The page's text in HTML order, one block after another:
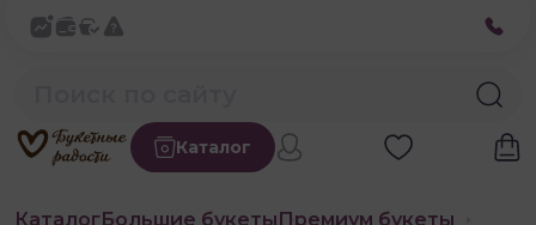
Каталог
КаталогБольшие букетыПремиум букеты